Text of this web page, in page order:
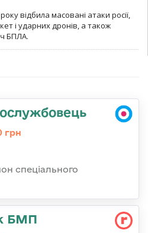
відбила масовані атаки росії,
і ударних дронів, а також
БПЛА.
грн
спеціального
БМП